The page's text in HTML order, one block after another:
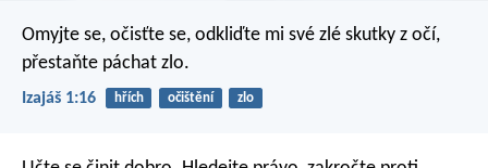
Omyjte se, očisťte se, odkliďte mi své zlé skutky z očí,
přestaňte páchat zlo.
Izajáš 1:16 hřích očištění zlo